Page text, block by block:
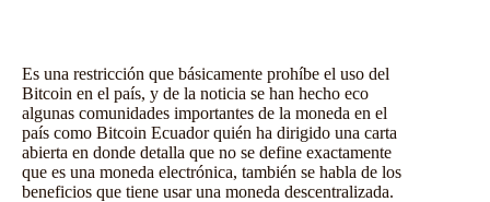
Es una restricción que básicamente prohíbe el uso del
Bitcoin en el país, y de la noticia se han hecho eco
algunas comunidades importantes de la moneda en el
país como Bitcoin Ecuadorquién ha dirigido una carta
abierta en donde detalla que no se define exactamente
que es una moneda electrónica, también se habla de los
beneficios que tiene usar una moneda descentralizada.